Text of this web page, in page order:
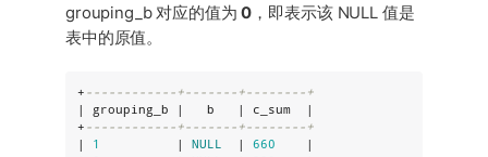
grouping_b 对应的值为0 ，即表示该 NULL 值是
表中的原值。
+ ------------+-------+--------+
| grouping_b |   b   | c_sum  |
+ ------------+-------+--------+
| 1
          |
NULL
  |
660
    |